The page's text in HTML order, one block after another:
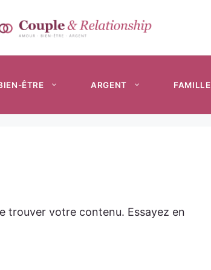
ÊTRE ARGENT FAMILLE
trouver votre contenu. Essayez en